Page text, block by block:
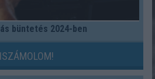
büntetés 2024-ben